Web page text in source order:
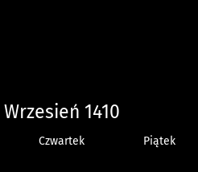
Wrzesień 1410
Czwartek Piątek